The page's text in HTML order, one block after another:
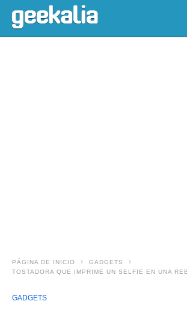
PÁGINA DE INICIO
GADGETS
TOSTADORA QUE IMPRIME UN SELFIE EN UNA
GADGETS